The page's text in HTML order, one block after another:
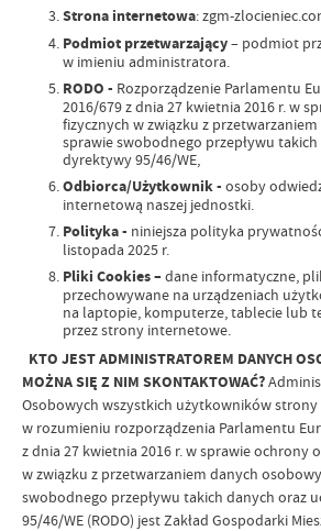
Strona internetowa: zgm-
Podmiot przetwarzający– podmiot
w imieniu administratora.
RODO - Rozporządzenie Parlamentu
2016/679 z dnia 27 kwietnia 2016 r. w
fizycznych w związku z
sprawie swobodnego przepływu
dyrektywy 95/46/WE,
Odbiorca/Użytkownik - osoby
internetową naszej jednostki.
Polityka - niniejsza polityka
listopada 2025 r.
Pliki Cookies –dane informatyczne,
przechowywane na urządzeniach
na laptopie, komputerze, tablecie lub
przez strony internetowe.
KTO JEST ADMINISTRATOREM DANYCH
MOŻNA SIĘ Z NIM SKONTAKTOWAĆ?
Osobowych wszystkich użytkowników
w rozumieniu rozporządzenia Parlamentu
z dnia 27 kwietnia 2016 r. w sprawie ochrony
w związku z przetwarzaniem danych
swobodnego przepływu takich danych oraz
95/46/WE (RODO) jest Zakład Gospodarki